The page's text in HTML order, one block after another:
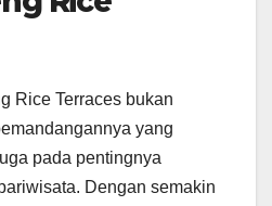
Rice Terraces bukan
yang
pada pentingnya
Dengan semakin